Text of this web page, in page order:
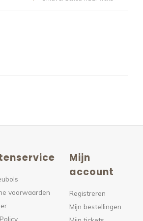
voorwaarden
Mijn
account
Registreren
Mijn bestellingen